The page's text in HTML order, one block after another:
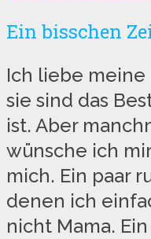
Ein bisschen
Ich liebe meine
sie sind das
ist. Aber
wünsche ich
mich. Ein paar
denen ich
nicht Mama.